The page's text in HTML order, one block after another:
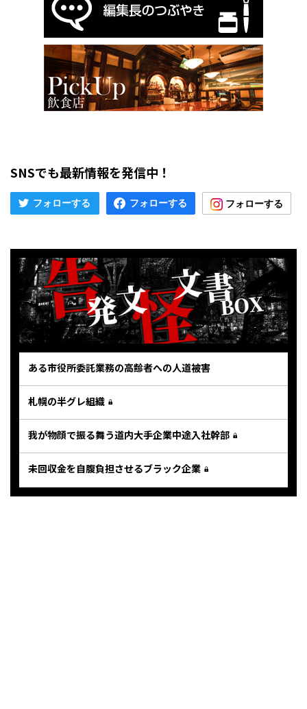
SNSでも最新情報を発信中！
ある市役所委託業務の高齢者への人道被害
札幌の半グレ組織
我が物顔で振る舞う道内大手企業中途入社幹部
未回収金を自腹負担させるブラック企業